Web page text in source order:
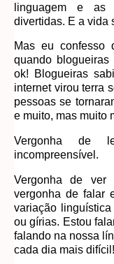
linguagem e as
divertidas. E a vida
Mas eu
quando blogueiras
ok! Blogueiras
internet virou terra
pessoas se
e muito, mas muito
Vergonha de
incompreensível.
Vergonha de ver
vergonha de falar
variação
ou gírias. Estou
falando na nossa
cada dia mais difícil!